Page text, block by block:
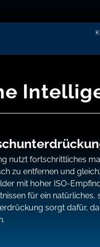
nutzt fortschrittliches
zu entfernen und
mit hoher ISO-
für ein
sorgt dafür,